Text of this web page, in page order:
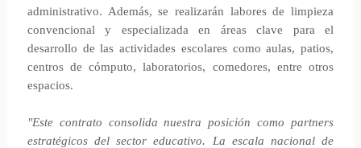
administrativo. Además, se realizarán labores de limpieza
convencional y especializada en áreas clave para el
desarrollo de las actividades escolares como aulas, patios,
centros de cómputo, laboratorios, comedores, entre otros
espacios.
"Este contrato consolida nuestra posición como partners
estratégicos del sector educativo. La escala nacional de